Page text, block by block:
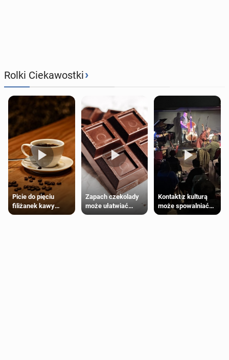
Rolki Ciekawostki›
Picie do pięciu
filiżanek kawy
dziennie jest
Zapach czekolady
może ułatwiać
trening siłowy
Kontakt z kulturą
może spowalniać
starzenie